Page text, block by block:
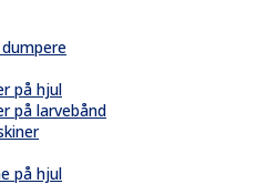
på hjul
på larvebånd
på hjul